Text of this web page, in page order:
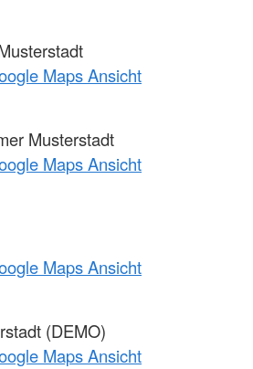
Maps Ansicht
Musterstadt
Maps Ansicht
Maps Ansicht
(DEMO)
Maps Ansicht